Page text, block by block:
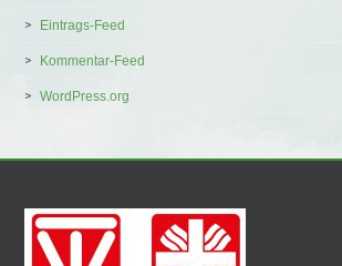
Eintrags-Feed
Kommentar-Feed
WordPress.org